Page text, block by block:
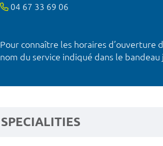
04 67 33 69 06
Pour connaître les horaires d’ouverture
nom du service indiqué dans le bandeau
SPECIALITIES